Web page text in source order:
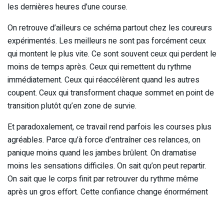
les dernières heures d’une course.
On retrouve d’ailleurs ce schéma partout chez les coureurs
expérimentés. Les meilleurs ne sont pas forcément ceux
qui montent le plus vite. Ce sont souvent ceux qui perdent le
moins de temps après. Ceux qui remettent du rythme
immédiatement. Ceux qui réaccélèrent quand les autres
coupent. Ceux qui transforment chaque sommet en point de
transition plutôt qu’en zone de survie.
Et paradoxalement, ce travail rend parfois les courses plus
agréables. Parce qu’à force d’entraîner ces relances, on
panique moins quand les jambes brûlent. On dramatise
moins les sensations difficiles. On sait qu’on peut repartir.
On sait que le corps finit par retrouver du rythme même
après un gros effort. Cette confiance change énormément